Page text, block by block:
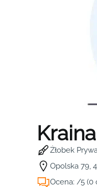
Żłobek
Opolska 79,
Ocena: /5 (0